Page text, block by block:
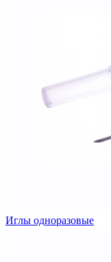
Иглы одноразовые